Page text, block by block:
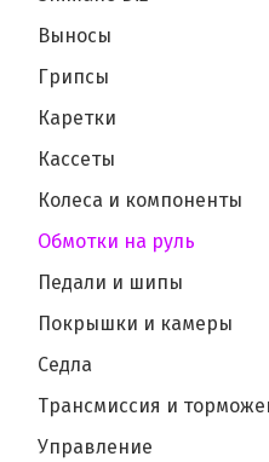
Выносы
Грипсы
Каретки
Кассеты
Колеса и компоненты
Обмотки на руль
Педали и шипы
Покрышки и камеры
Седла
Трансмиссия и
Управление